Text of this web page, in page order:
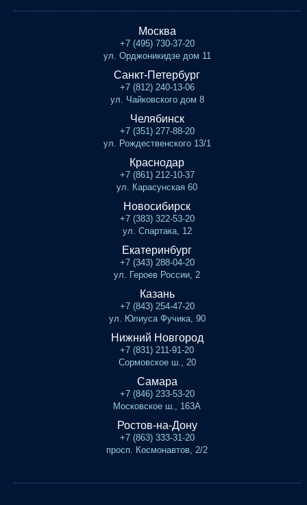
Москва
+7 (495) 730-37-20
ул. Орджоникидзе дом 11
Санкт-Петербург
+7 (812) 240-13-06
ул. Чайковского дом 8
Челябинск
+7 (351) 277-88-20
ул. Рождественского 13/1
Краснодар
+7 (861) 212-10-37
ул. Карасунская 60
Новосибирск
+7 (383) 322-53-20
ул. Спартака, 12
Екатеринбург
+7 (343) 288-04-20
ул. Героев России, 2
Казань
+7 (843) 254-47-20
ул. Юлиуса Фучика, 90
Нижний Новгород
+7 (831) 211-91-20
Сормовское ш., 20
Самара
+7 (846) 233-53-20
Московское ш., 163А
Ростов-на-Дону
+7 (863) 333-31-20
просп. Космонавтов, 2/2